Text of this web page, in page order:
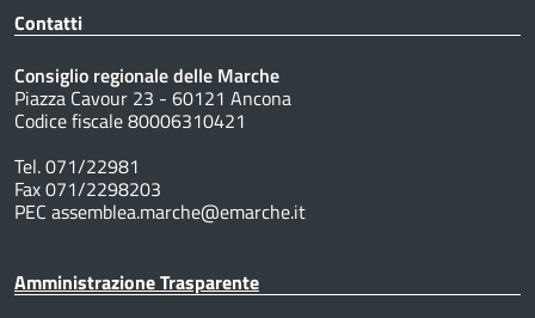
Contatti
Consiglio regionale delle Marche
Piazza Cavour 23 - 60121 Ancona
Codice fiscale 80006310421
Tel. 071/22981
Fax 071/2298203
PEC assemblea.marche@emarche.it
Amministrazione Trasparente